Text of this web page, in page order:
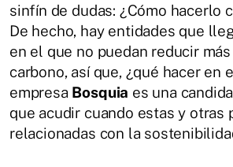
sinfín de dudas: ¿Cómo hacerlo
De hecho, hay entidades que
en el que no puedan reducir
carbono, así que, ¿qué hacer en
empresa Bosquia es una
que acudir cuando estas y otras
relacionadas con la